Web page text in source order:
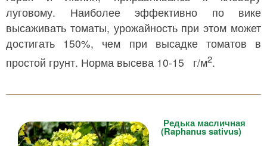
луговому. Наиболее эффективно по вике
высаживать томаты, урожайность при этом может
достигать 150%, чем при высадке томатов в
простой грунт. Норма высева 10-15 г/м2.
Редька масличная
(Raphanus sativus)